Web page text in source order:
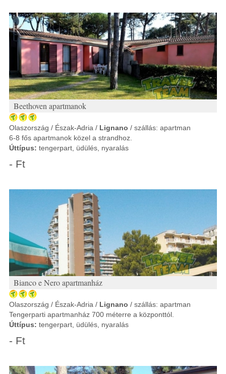
Beethoven apartmanok
Olaszország / Észak-Adria / Lignano / szállás: apartman
6-8 fős apartmanok közel a strandhoz.
Úttípus: tengerpart, üdülés, nyaralás
- Ft
Bianco e Nero apartmanház
Olaszország / Észak-Adria / Lignano / szállás: apartman
Tengerparti apartmanház 700 méterre a központtól.
Úttípus: tengerpart, üdülés, nyaralás
- Ft